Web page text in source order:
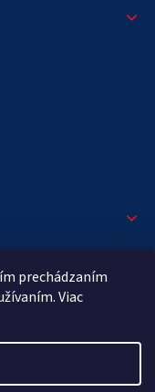
prechádzaním
Viac
vyhradené.